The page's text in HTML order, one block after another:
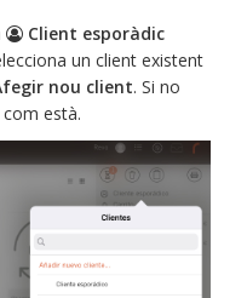
Client esporàdic
un client existent
nou client. Si no
està.